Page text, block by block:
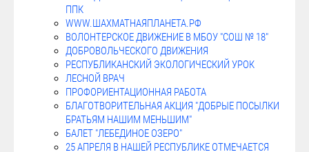
ППК
WWW.ШАХМАТНАЯПЛАНЕТА.РФ
ВОЛОНТЕРСКОЕ ДВИЖЕНИЕ В МБОУ "СОШ № 18"
ДОБРОВОЛЬЧЕСКОГО ДВИЖЕНИЯ
РЕСПУБЛИКАНСКИЙ ЭКОЛОГИЧЕСКИЙ УРОК
ЛЕСНОЙ ВРАЧ
ПРОФОРИЕНТАЦИОННАЯ РАБОТА
БЛАГОТВОРИТЕЛЬНАЯ АКЦИЯ "ДОБРЫЕ ПОСЫЛКИ
БРАТЬЯМ НАШИМ МЕНЬШИМ"
БАЛЕТ "ЛЕБЕДИНОЕ ОЗЕРО"
25 АПРЕЛЯ В НАШЕЙ РЕСПУБЛИКЕ ОТМЕЧАЕТСЯ